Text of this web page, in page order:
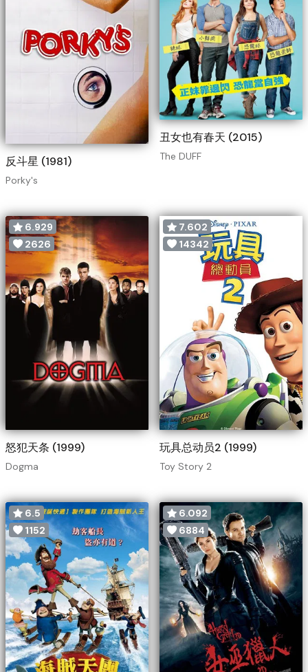
反斗星 (1981)
Porky's
丑女也有春天 (2015)
The DUFF
6.929
2626
怒犯天条 (1999)
Dogma
7.602
14342
玩具总动员2 (1999)
Toy Story 2
6.5
1152
6.092
6884